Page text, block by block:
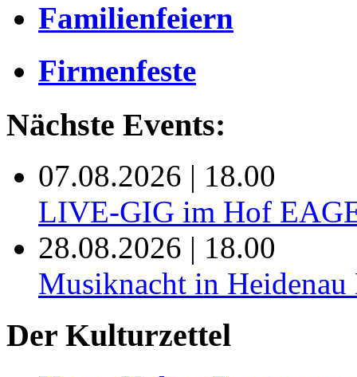
Familienfeiern
Firmenfeste
Nächste Events:
07.08.2026 | 18.00
LIVE-GIG im Hof
28.08.2026 | 18.00
Musiknacht in
Der Kulturzettel